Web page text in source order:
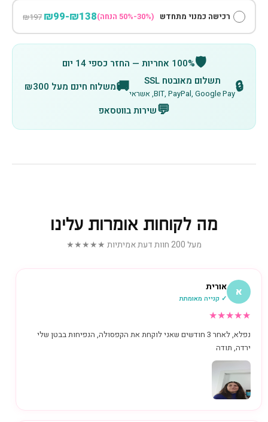
רכישה כמנוי מתחדש (30%-50% הנחה) ₪138-₪99
₪197
🛡️100% אחריות — החזר כספי 14 יום
🔒 תשלום מאובטח SSL
BIT, PayPal, Google Pay, אשראי 🚚משלוח חינם מעל ₪300
💬שירות בווטסאפ
מה לקוחות אומרות עלינו
מעל 200 חוות דעת אמיתיות ★★★★★
א אורית
✓ קנייה מאומתת
★
★
★
★
★
נפלא, לאחר 3 חודשים שאני לוקחת את הקפסולה, הנפיחות בבטן שלי
ירדה, תודה